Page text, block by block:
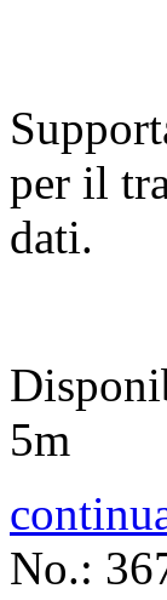
per il
dati.
5m
No.: